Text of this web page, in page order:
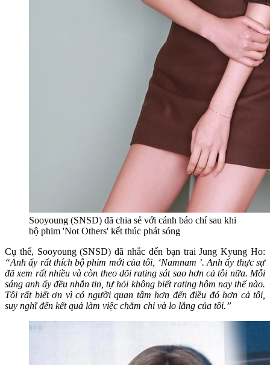
Sooyoung (SNSD) đã chia sẻ với cánh báo chí sau khi
bộ phim 'Not Others' kết thúc phát sóng
Cụ thể, Sooyoung (SNSD) đã nhắc đến bạn trai Jung Kyung Ho:
“Anh ấy rất thích bộ phim mới của tôi, ‘Namnam ’. Anh ấy thực sự
đã xem rất nhiều và còn theo dõi rating sát sao hơn cả tôi nữa. Mỗi
sáng anh ấy đều nhắn tin, tự hỏi không biết rating hôm nay thế nào.
Tôi rất biết ơn vì có người quan tâm hơn đến điều đó hơn cả tôi,
suy nghĩ đến kết quả làm việc chăm chỉ và lo lắng của tôi.”